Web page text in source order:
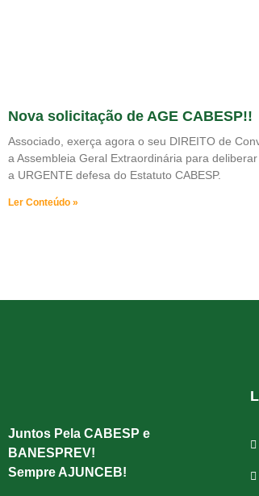
Nova solicitação de AGE CABESP!!
Associado, exerça agora o seu DIREITO de
a Assembleia Geral Extraordinária para
a URGENTE defesa do Estatuto CABESP.
Ler Conteúdo »
Juntos Pela CABESP e
BANESPREV!
Sempre AJUNCEB!